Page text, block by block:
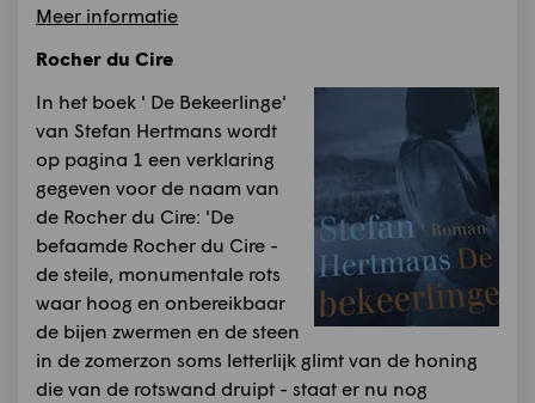
Meer informatie
Rocher du Cire
In het boek ' De Bekeerlinge'
van Stefan Hertmans wordt
op pagina 1 een verklaring
gegeven voor de naam van
de Rocher du Cire: 'De
befaamde Rocher du Cire -
de steile, monumentale rots
waar hoog en onbereikbaar
de bijen zwermen en de steen
in de zomerzon soms letterlijk glimt van de honing
die van de rotswand druipt - staat er nu nog